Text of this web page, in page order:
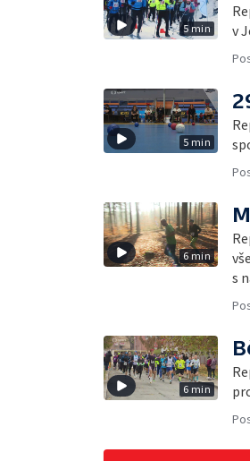
5 min
v
5 min
6 min
s
6 min